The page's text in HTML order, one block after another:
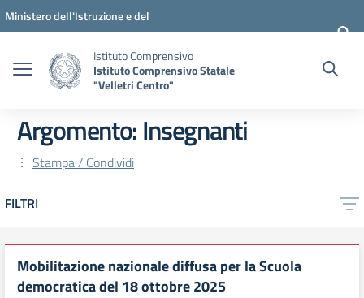
Vai ai contenuti
Vai al menu di navigazione
Vai al footer
Ministero dell'Istruzione e del
Istituto Comprensivo
Istituto Comprensivo Statale
"Velletri Centro"
Argomento: Insegnanti
Stampa / Condividi
FILTRI
Mobilitazione nazionale diffusa per la Scuola
democratica del 18 ottobre 2025